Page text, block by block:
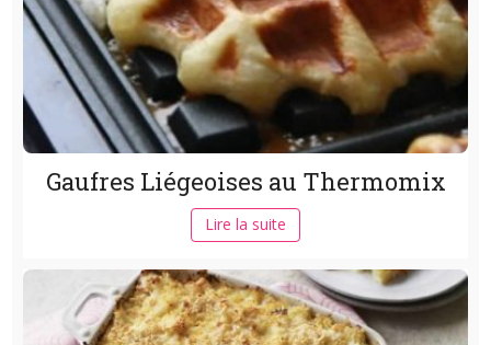
Gaufres Liégeoises au Thermomix
Lire la suite